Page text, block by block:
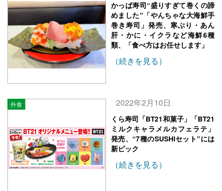
かっぱ寿司“盛りすぎて巻くの諦
めました”「やんちゃな大海鮮手
巻き寿司」発売、寒ぶり・あん
肝・かに・イクラなど海鮮6種
類、「食べ方はお任せします」
（続きを見る）
外食 2022年2月10日
くら寿司「BT21和菓子」「BT21
ミルクキャラメルカフェラテ」
発売、“7種のSUSHIセット”には
新ピック
（続きを見る）